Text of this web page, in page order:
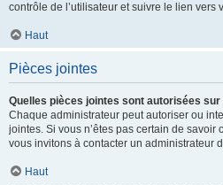
contrôle de l’utilisateur et suivre le lien vers
Haut
Pièces jointes
Quelles pièces jointes sont autorisées sur
Chaque administrateur peut autoriser ou
jointes. Si vous n’êtes pas certain de savoir
vous invitons à contacter un administrateur
Haut